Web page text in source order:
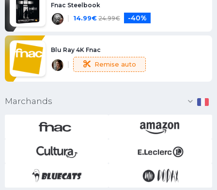
Fnac Steelbook
14.99€ 24.99€ -40%
Blu Ray 4K Fnac
Remise auto
Marchands